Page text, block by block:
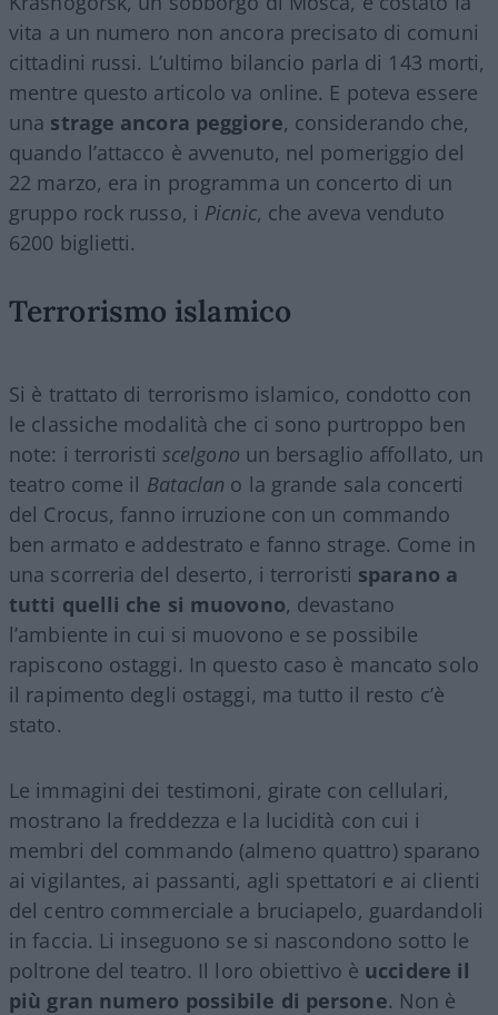
vita a un numero non ancora precisato di comuni
cittadini russi. L’ultimo bilancio parla di 143 morti,
mentre questo articolo va online. E poteva essere
una strage ancora peggiore, considerando che,
quando l’attacco è avvenuto, nel pomeriggio del
22 marzo, era in programma un concerto di un
gruppo rock russo, i Picnic, che aveva venduto
6200 biglietti.
Terrorismo islamico
Si è trattato di terrorismo islamico, condotto con
le classiche modalità che ci sono purtroppo ben
note: i terroristi scelgono un bersaglio affollato, un
teatro come il Bataclan o la grande sala concerti
del Crocus, fanno irruzione con un commando
ben armato e addestrato e fanno strage. Come in
una scorreria del deserto, i terroristi sparano a
tutti quelli che si muovono, devastano
l’ambiente in cui si muovono e se possibile
rapiscono ostaggi. In questo caso è mancato solo
il rapimento degli ostaggi, ma tutto il resto c’è
stato.
Le immagini dei testimoni, girate con cellulari,
mostrano la freddezza e la lucidità con cui i
membri del commando (almeno quattro) sparano
ai vigilantes, ai passanti, agli spettatori e ai clienti
del centro commerciale a bruciapelo, guardandoli
in faccia. Li inseguono se si nascondono sotto le
poltrone del teatro. Il loro obiettivo è uccidere il
più gran numero possibile di persone. Non è